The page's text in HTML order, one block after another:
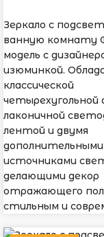
Зеркало с
ванную комнату
модель с
изюминкой.
классической
четырехугольной
лаконичной
лентой и двумя
дополнительными
источниками
делающими декор
отражающего
стильным и